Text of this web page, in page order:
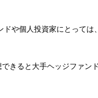
や個人投資家にとっては
きると大手ヘッジファン